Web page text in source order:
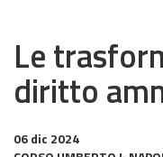
Le
diritto
06 dic 2024